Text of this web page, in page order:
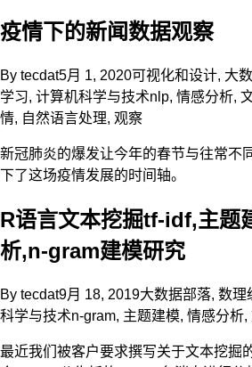
疫情下的新闻数据观察
By tecdat5月 1, 2020可视化和设计, 大
学习, 计算机科学与技术nlp, 情感分析,
情, 自然语言处理, 观察
新冠肺炎的爆发让今年的春节与往常不
下了这场疫情发展的时间轴。
R语言文本挖掘tf-idf,主题
析,n-gram建模研究
By tecdat9月 18, 2019大数据部落, 数理
科学与技术n-gram, 主题建模, 情感分析,
最近我们被客户要求撰写关于文本挖掘